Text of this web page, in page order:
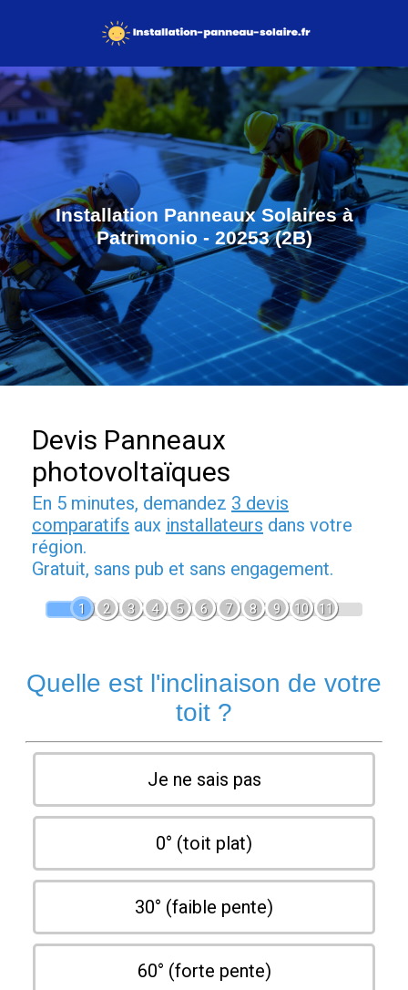
Installation Panneaux Solaires à
Patrimonio - 20253 (2B)
Devis Panneaux
photovoltaïques
En 5 minutes, demandez 3 devis
comparatifs aux installateurs dans votre
région.
Gratuit, sans pub et sans engagement.
1 2 3 4 5 6 7 8 9 10 11
Quelle est l'inclinaison de votre
toit ?
Je ne sais pas
0° (toit plat)
30° (faible pente)
60° (forte pente)